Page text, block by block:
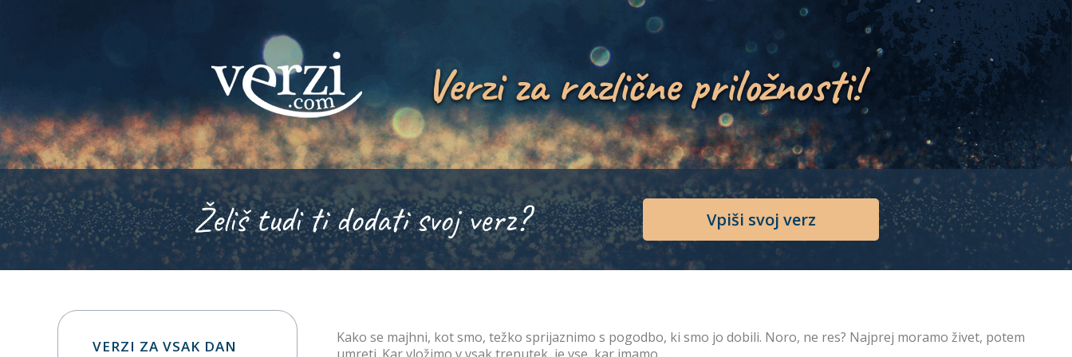
Verzi za različne priložnosti!
Želiš tudi ti dodati svoj verz? Vpiši svoj verz
Kako se majhni, kot smo, težko sprijaznimo s pogodbo, ki smo jo dobili. Noro, ne res? Najprej moramo živet, potem
VERZI ZA VSAK DAN